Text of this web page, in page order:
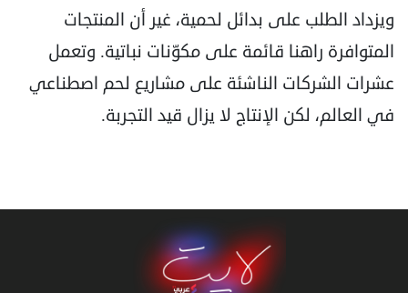
ويزداد الطلب على بدائل لحمية، غير أن المنتجات
المتوافرة راهنا قائمة على مكوّنات نباتية. وتعمل
عشرات الشركات الناشئة على مشاريع لحم اصطناعي
في العالم، لكن الإنتاج لا يزال قيد التجربة.